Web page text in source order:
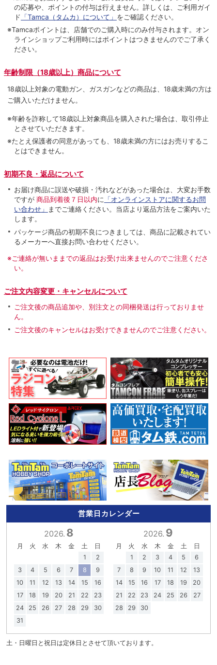
の応募や、ポイントの付与は⾏えません。詳しくは、ご利⽤ガイ
ド 「Tamca（タムカ）について」 をご確認ください。
※Tamcaポイントは、店舗でのご購⼊時にのみ付与されます。オン
ラインショップご利用時にはポイントはつきませんのでご了承く
ださい。
年齢制限（18歳以上）商品について
18歳以上対象の電動ガン、ガスガンなどの商品は、18歳未満の方は
ご購入いただけません。
※年齢を詐称して18歳以上対象商品を購入された場合は、取引停止
とさせていただきます。
※たとえ保護者の同意があっても、18歳未満の方にはお売りするこ
とはできません。
初期不良・返品について
お届け商品に誤送や破損・汚れなどがあった場合は、大変お手数
ですが 商品到着後７日以内に 「オンラインストアに関するお問
い合わせ」
までご連絡ください。当店より返品方法をご案内いた
します。
パッケージ商品の初期不良につきましては、商品に記載されてい
るメーカーへ直接お問い合わせください。
※ご連絡が無いままでの返品はお受け出来ませんのでご注意くださ
い。
ご注文内容変更・キャンセルについて
ご注文後の商品追加や、別注文との同梱発送は行っておりませ
ん。
ご注文後のキャンセルはお受けできませんのでご注意ください。
営業日カレンダー
2026. 8
月 火 水 木 金 土
日
1
2
3
4 5 6 7 8
9
10
11 12 13 14 15
16
17
18 19 20 21 22
23
24
25 26 27 28 29
30
31
2026. 9
月 火 水 木 金 土
日
1
2 3 4 5
6
7
8 9 10 11 12
13
14
15 16 17 18 19
20
21
22 23 24 25 26
27
28
29 30
土・日曜日と祝日は定休日とさせて頂いております。